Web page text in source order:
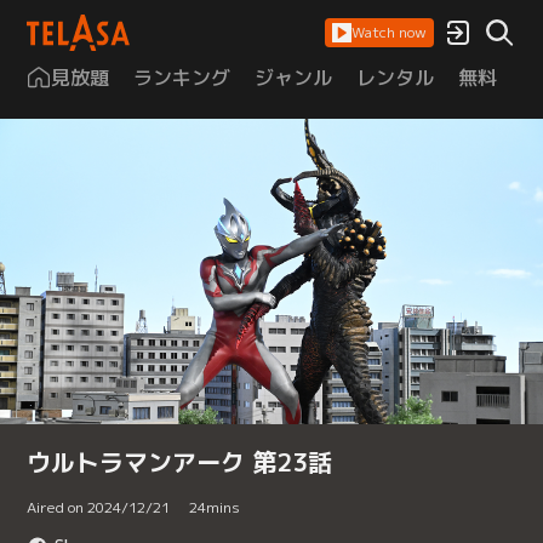
Watch now
見放題 ランキング ジャンル レンタル 無料
ウルトラマンアーク 第23話
Aired on 2024/12/21 24mins